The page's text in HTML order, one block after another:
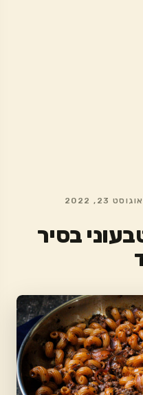
אוגוסט 23, 2022
בסיר